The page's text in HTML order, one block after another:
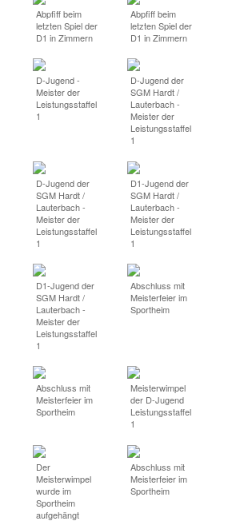
Abpfiff beim
letzten Spiel der
D1 in Zimmern
Abpfiff beim
letzten Spiel der
D1 in Zimmern
D-Jugend -
Meister der
Leistungsstaffel
1
D-Jugend der
SGM Hardt /
Lauterbach -
Meister der
Leistungsstaffel
1
D-Jugend der
SGM Hardt /
Lauterbach -
Meister der
Leistungsstaffel
1
D1-Jugend der
SGM Hardt /
Lauterbach -
Meister der
Leistungsstaffel
1
D1-Jugend der
SGM Hardt /
Lauterbach -
Meister der
Leistungsstaffel
1
Abschluss mit
Meisterfeier im
Sportheim
Abschluss mit
Meisterfeier im
Sportheim
Meisterwimpel
der D-Jugend
Leistungsstaffel
1
Der
Meisterwimpel
wurde im
Sportheim
aufgehängt
Abschluss mit
Meisterfeier im
Sportheim